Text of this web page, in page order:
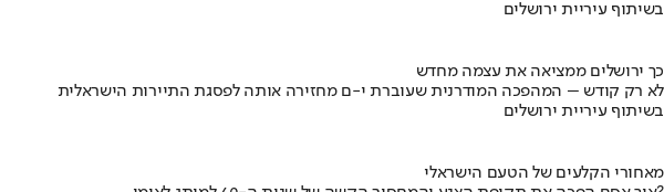
בשיתוף עיריית ירושלים
כך ירושלים ממציאה את עצמה מחדש
לא רק קודש – המהפכה המודרנית שעוברת י-ם מחזירה אותה לפסגת התיירות הישראלית
בשיתוף עיריית ירושלים
מאחורי הקלעים של הטעם הישראלי